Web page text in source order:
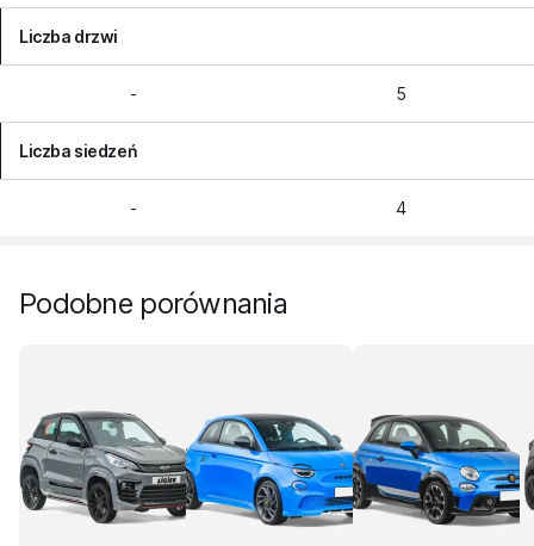
Liczba drzwi
- 5
Liczba siedzeń
- 4
Podobne porównania